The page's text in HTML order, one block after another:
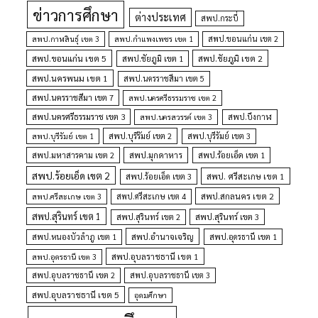
ข่าวการศึกษา ต่างประเทศ สพป.กระบี่
สพป.กาฬสินธุ์ เขต 3 สพป.กำแพงเพชร เขต 1 สพป.ขอนแก่น เขต 2
สพป.ขอนแก่น เขต 5 สพป.ชัยภูมิ เขต 1
สพป.ชัยภูมิ เขต 2
สพป.นครพนม เขต 1
สพป.นครราชสีมา เขต 5
สพป.นครราชสีมา เขต 7
สพป.นครศรีธรรมราช เขต 2
สพป.นครศรีธรรมราช เขต 3 สพป.นครสวรรค์ เขต 3
สพป.บึงกาฬ
สพป.บุรีรัมย์ เขต 1
สพป.บุรีรัมย์ เขต 2
สพป.บุรีรัมย์ เขต 3
สพป.มหาสารคาม เขต 2
สพป.มุกดาหาร สพป.ร้อยเอ็ด เขต 1
สพป.ร้อยเอ็ด เขต 2 สพป.ร้อยเอ็ด เขต 3 สพป. ศรีสะเกษ เขต 1
สพป.ศรีสะเกษ เขต 3 สพป.ศรีสะเกษ เขต 4 สพป.สกลนคร เขต 2
สพป.สุรินทร์ เขต 1 สพป.สุรินทร์ เขต 2
สพป.สุรินทร์ เขต 3
สพป.หนองบัวลำภู เขต 1
สพป.อำนาจเจริญ
สพป.อุดรธานี เขต 1
สพป.อุดรธานี เขต 3
สพป.อุบลราชธานี เขต 1
สพป.อุบลราชธานี เขต 2 สพป.อุบลราชธานี เขต 3
สพป.อุบลราชธานี เขต 5 อุดมศึกษา